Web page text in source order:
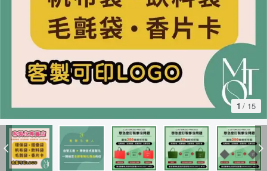
1 / 15